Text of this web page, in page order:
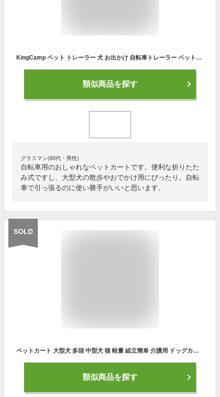
KingCamp ペット トレーラー 犬 お出かけ 自転車トレーラー ペットカート 犬用 カート 折りたたみ 通気 耐荷重34kg 大型犬 多頭中小型犬 老犬 介護カート
類似商品を探す
グラスマン(60代・男性)
自転車用のおしゃれなペットカートです。便利な折りたた
み式ですし、大型犬の散歩やおでかけ用にぴったり。自転
車で引っ張るのに使い勝手がいいと思います。
SOLD
ペットカート 大型犬 多頭 中型犬 猫 軽量 組立簡単 介護用 ドッグカート 犬 猫 動物 ペット用品 新作自信作
類似商品を探す